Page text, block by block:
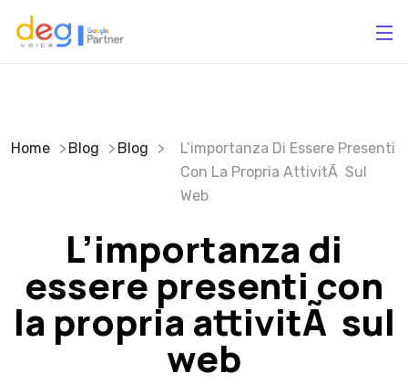
Home Blog Blog
L’importanza Di Essere Presenti
Con La Propria AttivitÃ Sul
Web
L’importanza di
essere presenti con
la propria attivitÃ sul
web